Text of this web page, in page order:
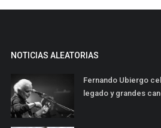
NOTICIAS ALEATORIAS
Fernando Ubiergo
legado y grandes